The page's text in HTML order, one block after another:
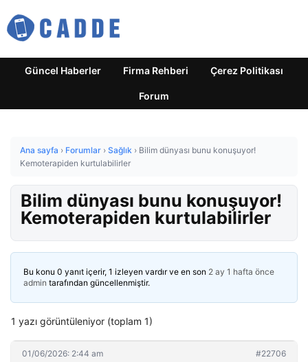
Güncel Haberler Firma Rehberi Çerez Politikası
Forum
Ana sayfa › Forumlar › Sağlık › Bilim dünyası bunu konuşuyor!
Kemoterapiden kurtulabilirler
Bilim dünyası bunu konuşuyor!
Kemoterapiden kurtulabilirler
Bu konu 0 yanıt içerir, 1 izleyen vardır ve en son 2 ay 1 hafta önce
admin tarafından güncellenmiştir.
1 yazı görüntüleniyor (toplam 1)
01/06/2026: 2:44 am #22706